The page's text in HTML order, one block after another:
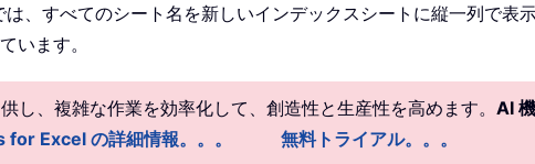
、すべてのシート名を新しいインデックスシートに縦一列で表
います。
し、複雑な作業を効率化して、創造性と生産性を高めます。 AI
Excel の詳細情報。。。
無料トライアル。。。